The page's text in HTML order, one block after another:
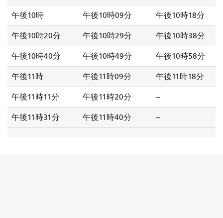
午後10時 午後10時09分 午後10時18分
午後10時20分 午後10時29分 午後10時38分
午後10時40分 午後10時49分 午後10時58分
午後11時 午後11時09分 午後11時18分
午後11時11分 午後11時20分 --
午後11時31分 午後11時40分 --